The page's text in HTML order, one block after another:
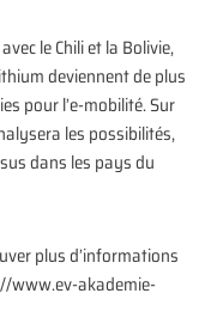
le Chili et la Bolivie,
deviennent de plus
pour l’e-mobilité. Sur
les possibilités,
dans les pays du
plus d’informations
www.ev-akademie-